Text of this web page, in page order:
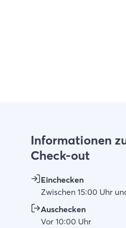
Informationen
Check-out
Einchecken
Zwischen 15:00 Uhr
Auschecken
Vor 10:00 Uhr